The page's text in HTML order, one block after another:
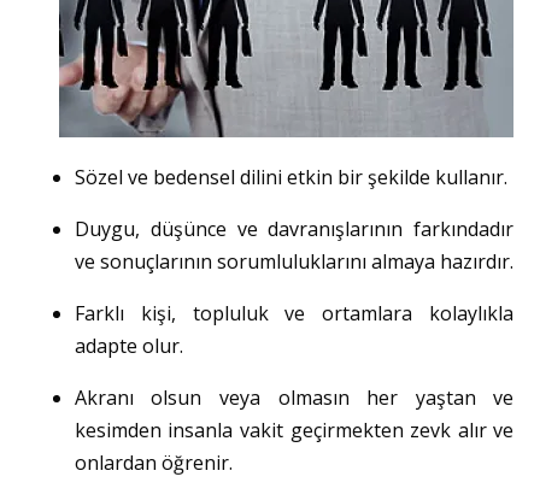
Sözel ve bedensel dilini etkin bir şekilde kullanır.
Duygu, düşünce ve davranışlarının farkındadır
ve sonuçlarının sorumluluklarını almaya hazırdır.
Farklı kişi, topluluk ve ortamlara kolaylıkla
adapte olur.
Akranı olsun veya olmasın her yaştan ve
kesimden insanla vakit geçirmekten zevk alır ve
onlardan öğrenir.